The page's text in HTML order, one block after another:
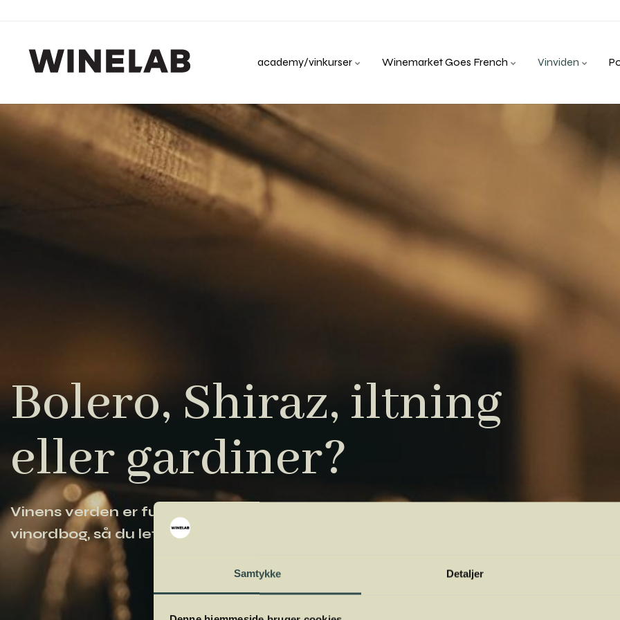
Samtykke Detaljer
academy/vinkurser Winemarket Goes French Vinviden
Bolero, Shiraz, iltning
eller gardiner?
Vinens verden er fuld af komplicerede udtryk. Vi har samlet de vigtigste i vores
vinordbog, så du lettere kan navigere og orientere dig.